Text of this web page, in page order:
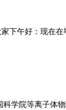
下午好：现在
学院等离子体